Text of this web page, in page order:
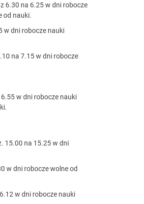
6.30 na 6.25 w dni robocze
od nauki.
w dni robocze nauki
na 7.15 w dni robocze
w dni robocze nauki
15.00 na 15.25 w dni
w dni robocze wolne od
w dni robocze nauki